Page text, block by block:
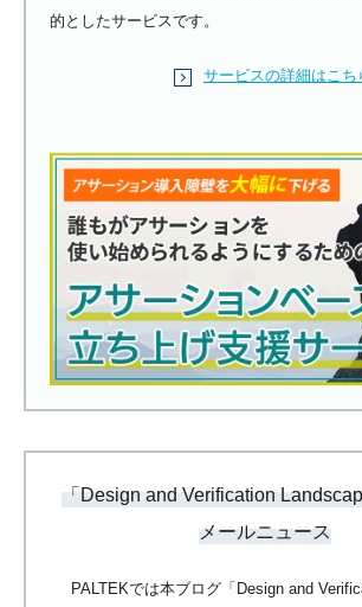
的としたサービスです。
サービスの詳細はこ
「Design and Verification
メールニュース
PALTEKでは本ブログ「Design and